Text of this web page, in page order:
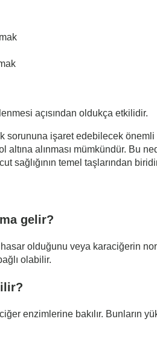
açısından oldukça etkilidir.
sorununa işaret edebilecek
alınması mümkündür. Bu
sağlığının temel taşlarından
gelir?
olduğunu veya karaciğerin
olabilir.
enzimlerine bakılır. Bunların